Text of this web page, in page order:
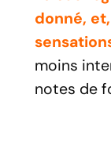
donné,
moins
notes de